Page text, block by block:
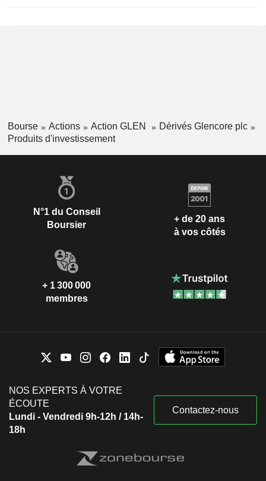
Bourse Actions Action GLEN
Dérivés Glencore plc
Produits d'investissement
N°1 du Conseil
Boursier
+ de 20 ans
à vos côtés
+ 1 300 000
membres
NOS EXPERTS À VOTRE
ÉCOUTE
Lundi - Vendredi 9h-12h / 14h-
18h
Contactez-nous